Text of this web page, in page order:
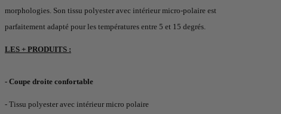
morphologies. Son tissu polyester avec intérieur micro-polaire est
parfaitement adapté pour les températures entre 5 et 15 degrés.
LES + PRODUITS :
- Coupe droite confortable
- Tissu polyester avec intérieur micro polaire